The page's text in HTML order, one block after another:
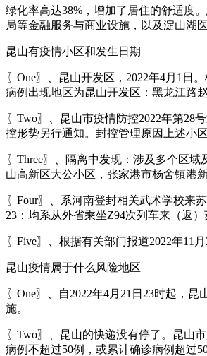
绿化率高达38%，增加了居住的舒适度
局等金融服务与商业设施，以及淀山湖
昆山有疫情小区和发生日期
〖One〗、昆山开发区，2022年4月1日
病例出现地区为昆山开发区：黑龙江路
〖Two〗、昆山市疫情防控2022年第28
控形势另行通知。封控管理原因上述小
〖Three〗、隔离中发现：涉及多个区
山高新区大公小区，张家港市杨舍镇港
〖Four〗、系河南登封相关武术学校来
23：均系从外省乘坐Z94次列车来（返
〖Five〗、根据有关部门报道2022年11
昆山疫情属于什么风险地区
〖One〗、自2022年4月21日23时起，
施。
〖Two〗、昆山的快递没有停了。昆山
病例不超过50例，或累计确诊病例超过